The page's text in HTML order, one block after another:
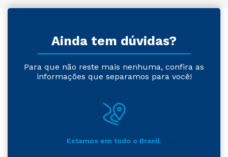
Ainda tem dúvidas?
Para que não reste mais nenhuma, confira as
informações que separamos para você!
Estamos em todo o Brasil.